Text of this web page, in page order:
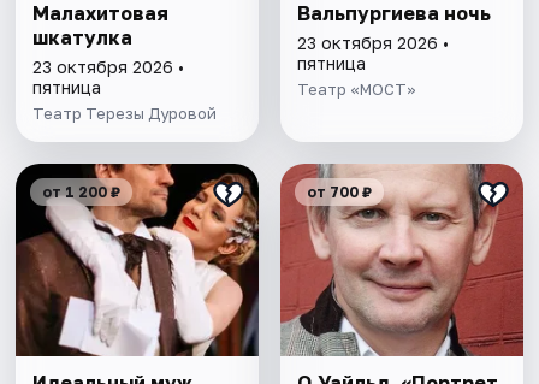
Малахитовая
шкатулка
23 октября 2026 •
пятница
Театр Терезы Дуровой
Вальпургиева ночь
23 октября 2026 •
пятница
Театр «МОСТ»
от 1 200 ₽ от 700 ₽